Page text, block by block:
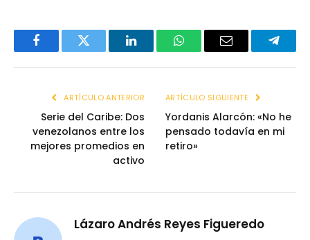
FacebookTwitter LinkedInWhatsAppEmail
ARTÍCULO ANTERIOR
Serie del Caribe: Dos
venezolanos entre los
mejores promedios en
activo
ARTÍCULO SIGUIENTE
Yordanis Alarcón: «No he
pensado todavía en mi
retiro»
Lázaro Andrés Reyes Figueredo